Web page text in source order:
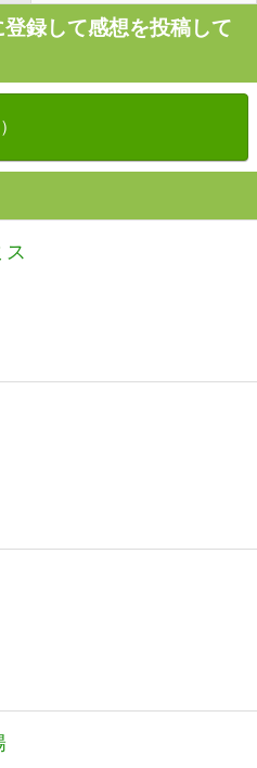
録して感想を投稿して
ス